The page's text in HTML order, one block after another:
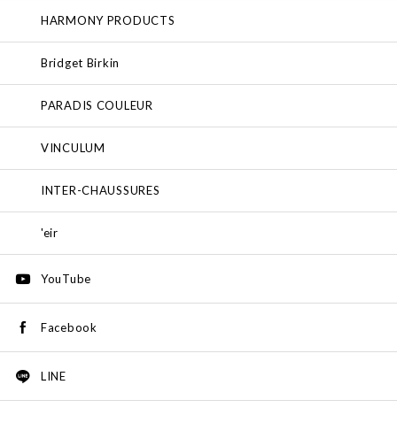
HARMONY PRODUCTS
Bridget Birkin
PARADIS COULEUR
VINCULUM
INTER-CHAUSSURES
'eir
YouTube
Facebook
LINE